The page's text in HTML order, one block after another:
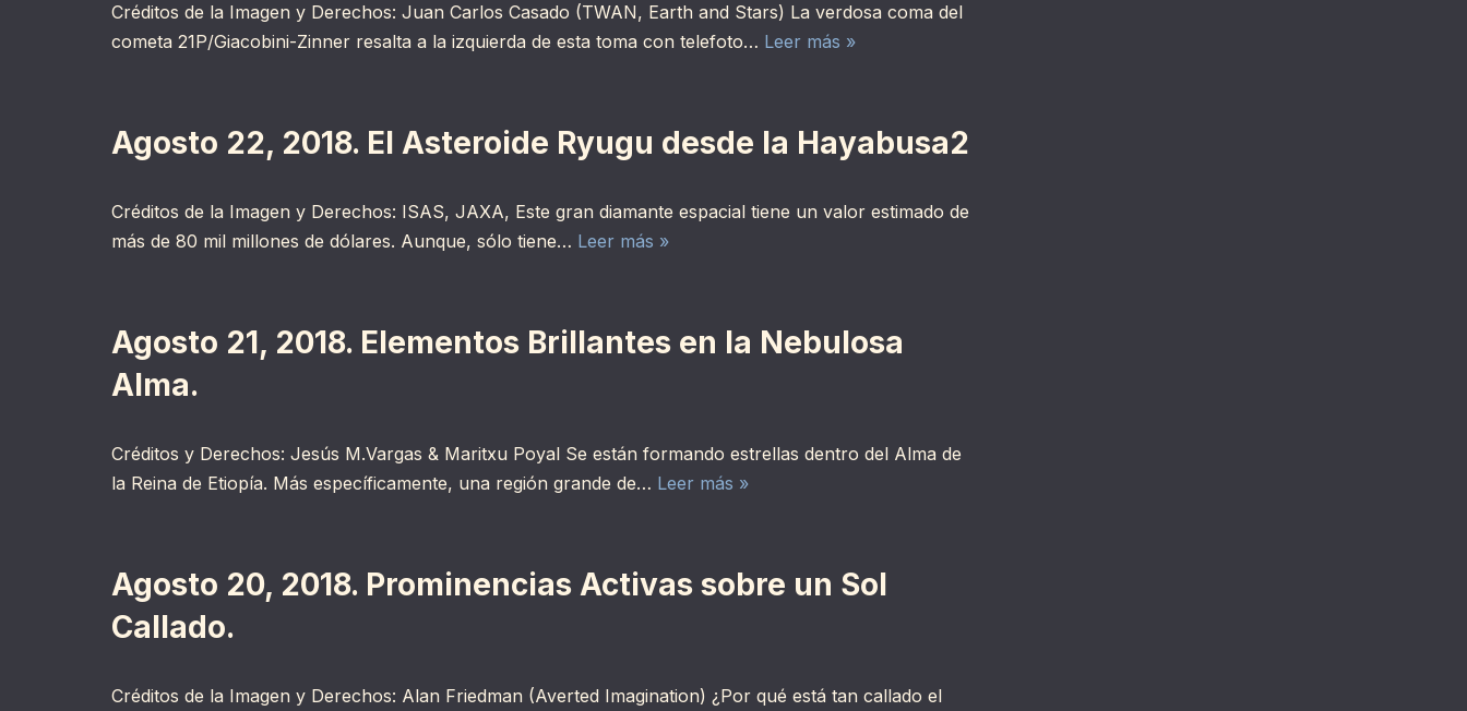
Créditos de la Imagen y Derechos: Juan Carlos Casado (TWAN, Earth and Stars) La verdosa coma del
cometa 21P/Giacobini-Zinner resalta a la izquierda de esta toma con telefoto… Leer más »
Agosto 22, 2018. El Asteroide Ryugu desde la Hayabusa2
Créditos de la Imagen y Derechos: ISAS, JAXA, Este gran diamante espacial tiene un valor estimado de
más de 80 mil millones de dólares. Aunque, sólo tiene… Leer más »
Agosto 21, 2018. Elementos Brillantes en la Nebulosa
Alma.
Créditos y Derechos: Jesús M.Vargas & Maritxu Poyal Se están formando estrellas dentro del Alma de
la Reina de Etiopía. Más específicamente, una región grande de… Leer más »
Agosto 20, 2018. Prominencias Activas sobre un Sol
Callado.
Créditos de la Imagen y Derechos: Alan Friedman (Averted Imagination) ¿Por qué está tan callado el